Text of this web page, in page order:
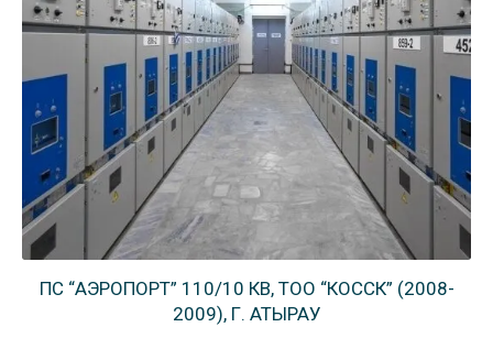
ПС “АЭРОПОРТ” 110/10 КВ, ТОО “КОССК” (2008-
2009), Г. АТЫРАУ